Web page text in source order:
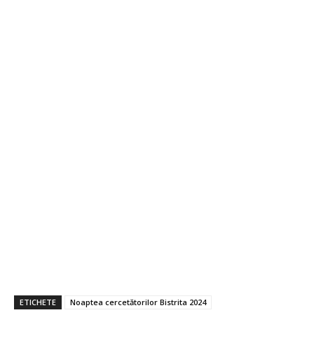
ETICHETE Noaptea cercetătorilor Bistrita 2024